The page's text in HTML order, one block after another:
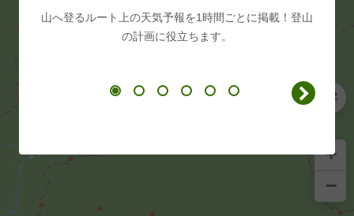
+
−
山へ登るルート上の天気予報を1時間ごとに掲載！登山
の計画に役立ちます。